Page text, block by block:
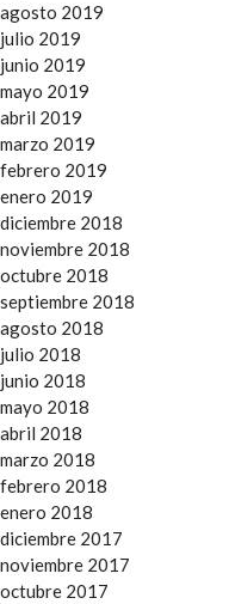
agosto 2019
julio 2019
junio 2019
mayo 2019
abril 2019
marzo 2019
febrero 2019
enero 2019
diciembre 2018
noviembre 2018
octubre 2018
septiembre 2018
agosto 2018
julio 2018
junio 2018
mayo 2018
abril 2018
marzo 2018
febrero 2018
enero 2018
diciembre 2017
noviembre 2017
octubre 2017